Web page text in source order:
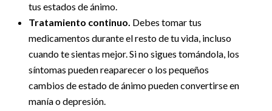
tus estados de ánimo.
Tratamiento continuo. Debes tomar tus
medicamentos durante el resto de tu vida, incluso
cuando te sientas mejor. Si no sigues tomándola, los
síntomas pueden reaparecer o los pequeños
cambios de estado de ánimo pueden convertirse en
manía o depresión.